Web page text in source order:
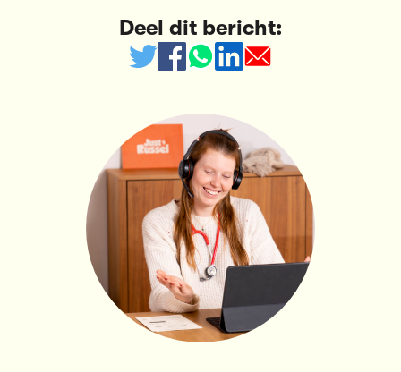
Deel dit bericht: